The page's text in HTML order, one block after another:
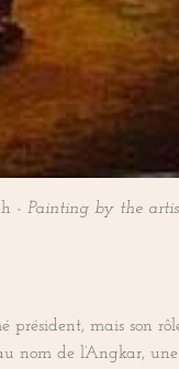
- Painting by the
président, mais son
nom de l’Angkar, une